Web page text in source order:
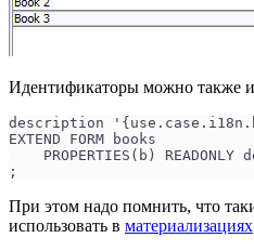
Идентификаторы можно также
description
EXTEND FORM books
PROPERTIES(b) READONLY
;
При этом надо помнить, что
использовать в материализациях